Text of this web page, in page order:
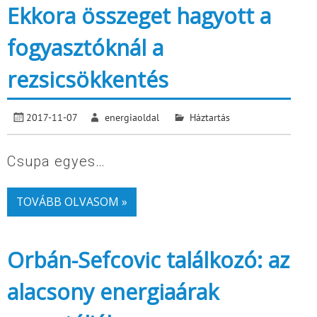
Ekkora összeget hagyott a
fogyasztóknál a
rezsicsökkentés
2017-11-07 energiaoldal Háztartás
Csupa egyes…
TOVÁBB OLVASOM »
Orbán-Sefcovic találkozó: az
alacsony energiaárak